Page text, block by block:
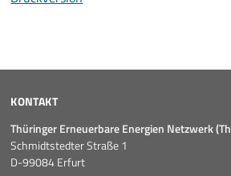
KONTAKT
Thüringer Erneuerbare Energien Netzwerk
Schmidtstedter Straße 1
D-99084 Erfurt